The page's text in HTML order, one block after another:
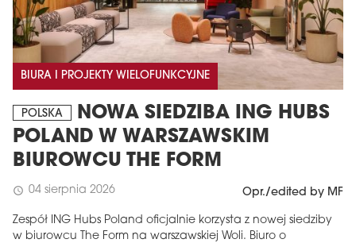
BIURA I PROJEKTY WIELOFUNKCYJNE
POLSKA
NOWA SIEDZIBA ING HUBS
POLAND W WARSZAWSKIM
BIUROWCU THE FORM
schedule 04 sierpnia 2026 Opr./edited by MF
Zespół ING Hubs Poland oficjalnie korzysta z nowej siedziby
w biurowcu The Form na warszawskiej Woli. Biuro o